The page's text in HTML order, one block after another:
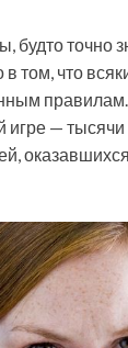
будто точно
том, что
игре —